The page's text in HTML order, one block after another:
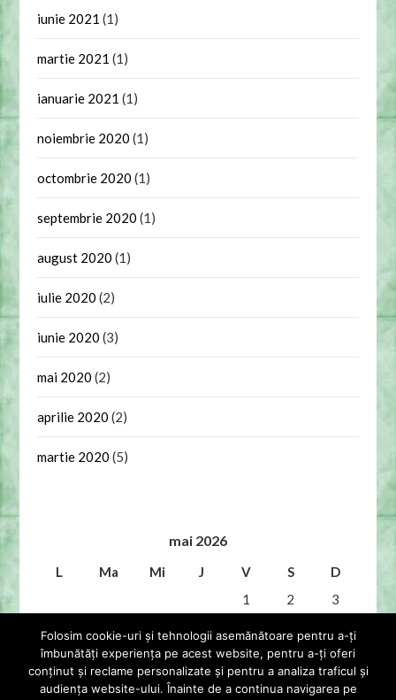
iunie 2021 (1)
martie 2021 (1)
ianuarie 2021 (1)
noiembrie 2020 (1)
octombrie 2020 (1)
septembrie 2020 (1)
august 2020 (1)
iulie 2020 (2)
iunie 2020 (3)
mai 2020 (2)
aprilie 2020 (2)
martie 2020 (5)
mai 2026
L Ma Mi J V S
D
1
2 3
4 5 6 7 8 9 10
11 12 13 14 15 16 17
Folosim cookie-uri și tehnologii asemănătoare pentru a-ți
îmbunătăți experiența pe acest website, pentru a-ți oferi
conținut și reclame personalizate și pentru a analiza traficul și
audiența website-ului. Înainte de a continua navigarea pe